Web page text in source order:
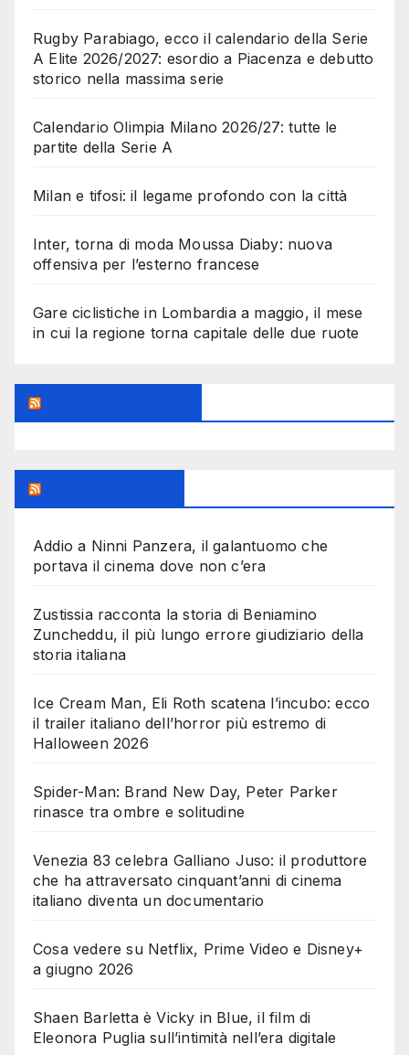
Rugby Parabiago, ecco il calendario della Serie
A Elite 2026/2027: esordio a Piacenza e debutto
storico nella massima serie
Calendario Olimpia Milano 2026/27: tutte le
partite della Serie A
Milan e tifosi: il legame profondo con la città
Inter, torna di moda Moussa Diaby: nuova
offensiva per l’esterno francese
Gare ciclistiche in Lombardia a maggio, il mese
in cui la regione torna capitale delle due ruote
Addio a Ninni Panzera, il galantuomo che
portava il cinema dove non c’era
Zustissia racconta la storia di Beniamino
Zuncheddu, il più lungo errore giudiziario della
storia italiana
Ice Cream Man, Eli Roth scatena l’incubo: ecco
il trailer italiano dell’horror più estremo di
Halloween 2026
Spider-Man: Brand New Day, Peter Parker
rinasce tra ombre e solitudine
Venezia 83 celebra Galliano Juso: il produttore
che ha attraversato cinquant’anni di cinema
italiano diventa un documentario
Cosa vedere su Netflix, Prime Video e Disney+
a giugno 2026
Shaen Barletta è Vicky in Blue, il film di
Eleonora Puglia sull’intimità nell’era digitale